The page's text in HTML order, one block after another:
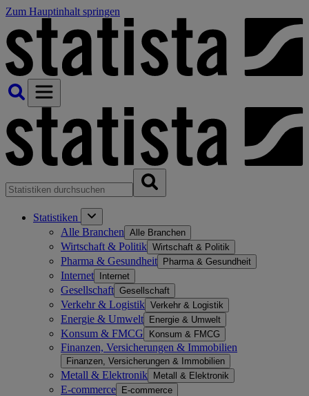
Zum Hauptinhalt springen
Statistiken
Alle Branchen Alle Branchen
Wirtschaft & Politik Wirtschaft & Politik
Pharma & Gesundheit Pharma & Gesundheit
Internet Internet
Gesellschaft Gesellschaft
Verkehr & Logistik Verkehr & Logistik
Energie & Umwelt Energie & Umwelt
Konsum & FMCG Konsum & FMCG
Finanzen, Versicherungen & Immobilien
Finanzen, Versicherungen & Immobilien
Metall & Elektronik Metall & Elektronik
E-commerce E-commerce